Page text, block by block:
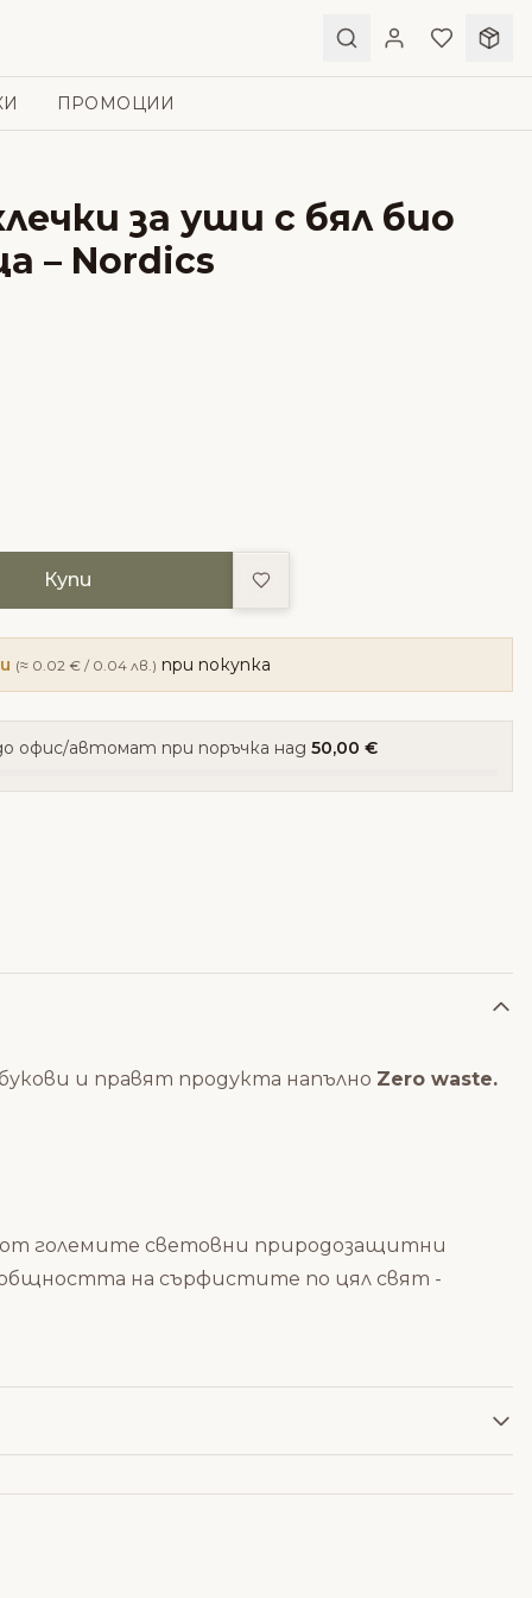
ПРОМОЦИИ
за уши с бял био
– Nordics
Купи Добави в любими
(≈ 0.02 € / 0.04 лв.) при покупка
офис/автомат при поръчка над 50,00 €
и правят продукта напълно Zero waste.
от големите световни природозащитни
на сърфистите по цял свят -